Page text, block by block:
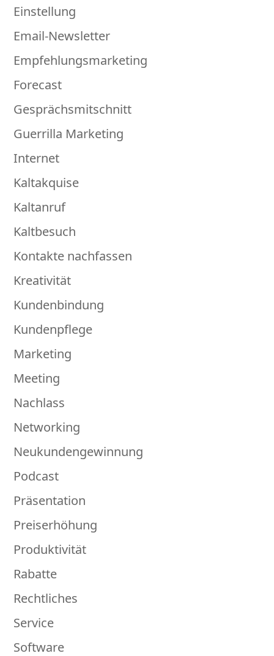
Einstellung
Email-Newsletter
Empfehlungsmarketing
Forecast
Gesprächsmitschnitt
Guerrilla Marketing
Internet
Kaltakquise
Kaltanruf
Kaltbesuch
Kontakte nachfassen
Kreativität
Kundenbindung
Kundenpflege
Marketing
Meeting
Nachlass
Networking
Neukundengewinnung
Podcast
Präsentation
Preiserhöhung
Produktivität
Rabatte
Rechtliches
Service
Software